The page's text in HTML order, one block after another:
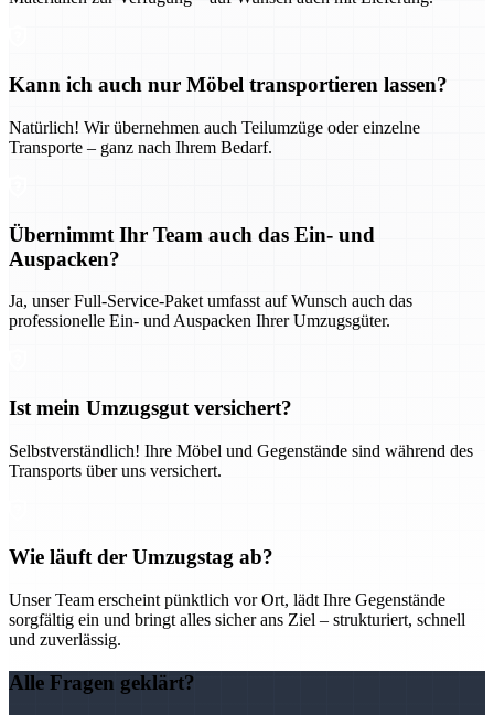
Kann ich auch nur Möbel transportieren lassen?
Natürlich! Wir übernehmen auch Teilumzüge oder einzelne
Transporte – ganz nach Ihrem Bedarf.
Übernimmt Ihr Team auch das Ein- und
Auspacken?
Ja, unser Full-Service-Paket umfasst auf Wunsch auch das
professionelle Ein- und Auspacken Ihrer Umzugsgüter.
Ist mein Umzugsgut versichert?
Selbstverständlich! Ihre Möbel und Gegenstände sind während des
Transports über uns versichert.
Wie läuft der Umzugstag ab?
Unser Team erscheint pünktlich vor Ort, lädt Ihre Gegenstände
sorgfältig ein und bringt alles sicher ans Ziel – strukturiert, schnell
und zuverlässig.
Alle Fragen geklärt?